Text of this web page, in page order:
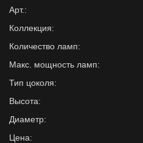
Арт.:
Коллекция:
Количество ламп:
Макс. мощность ламп:
Тип цоколя:
Высота:
Диаметр:
Цена: